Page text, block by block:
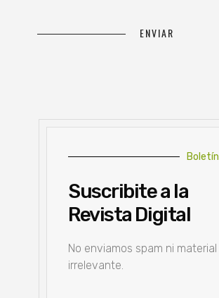
Boletín
Suscribite a la
Revista Digital
No enviamos spam ni material
irrelevante.